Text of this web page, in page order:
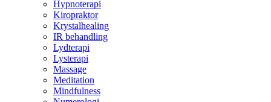
Hypnoterapi
Kiropraktor
Krystalhealing
IR behandling
Lydterapi
Lysterapi
Massage
Meditation
Mindfulness